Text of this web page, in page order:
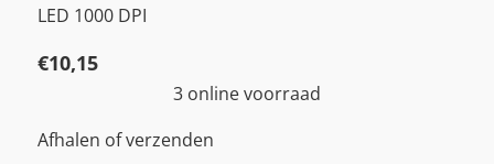
LED 1000 DPI
€10,15
3 online voorraad
Afhalen of verzenden